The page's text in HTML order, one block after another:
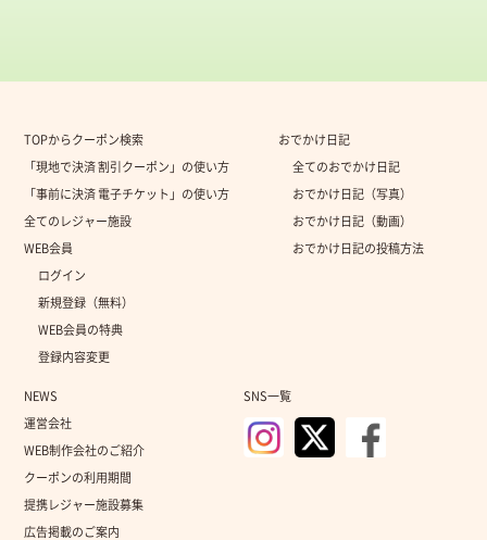
TOPからクーポン検索
「現地で決済 割引クーポン」の使い方
「事前に決済 電子チケット」の使い方
全てのレジャー施設
WEB会員
ログイン
新規登録（無料）
WEB会員の特典
登録内容変更
おでかけ日記
全てのおでかけ日記
おでかけ日記（写真）
おでかけ日記（動画）
おでかけ日記の投稿方法
NEWS
運営会社
WEB制作会社のご紹介
クーポンの利用期間
提携レジャー施設募集
広告掲載のご案内
SNS一覧